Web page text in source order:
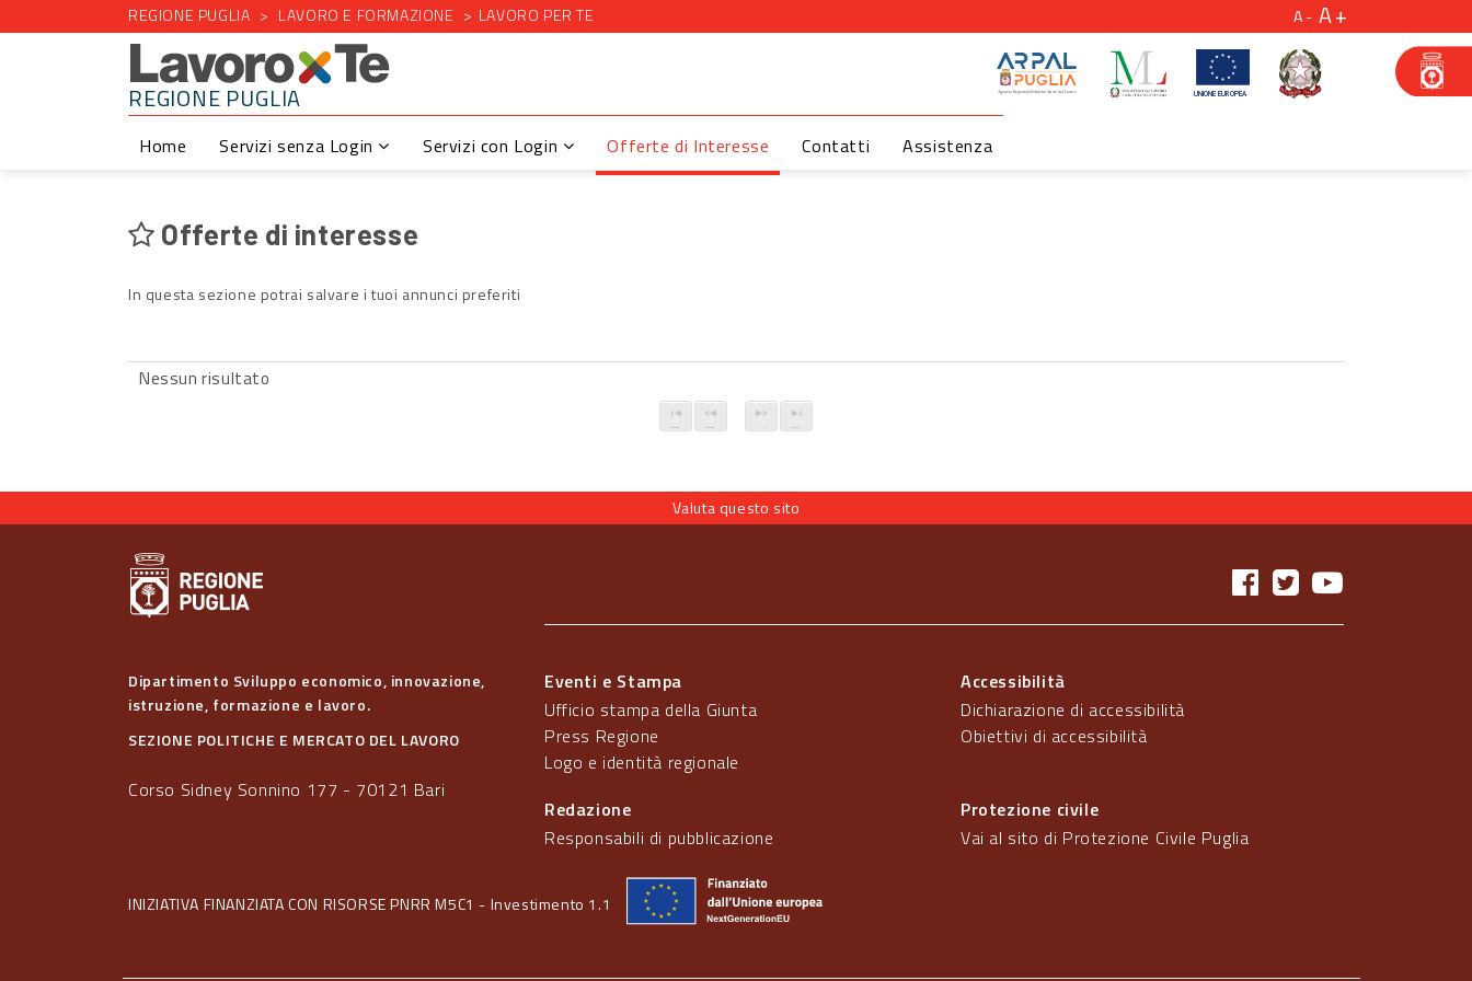
REGIONE PUGLIA LAVORO E FORMAZIONE LAVORO PER TE A A
REGIONE PUGLIA
Home Servizi senza Login Servizi con Login Offerte di Interesse Contatti Assistenza
Offerte di interesse
In questa sezione potrai salvare i tuoi annunci preferiti
Nessun risultato
Valuta questo sito
Dipartimento Sviluppo economico, innovazione,
istruzione, formazione e lavoro.
SEZIONE POLITICHE E MERCATO DEL LAVORO
Corso Sidney Sonnino 177 - 70121 Bari
Eventi e Stampa
Ufficio stampa della Giunta
Press Regione
Logo e identità regionale
Accessibilità
Dichiarazione di accessibilità
Obiettivi di accessibilità
Redazione
Responsabili di pubblicazione
Protezione civile
Vai al sito di Protezione Civile Puglia
INIZIATIVA FINANZIATA CON RISORSE PNRR M5C1 - Investimento 1.1